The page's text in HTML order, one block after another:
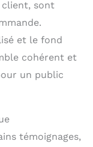
client, sont
et le fond
cohérent et
un public
témoignages,